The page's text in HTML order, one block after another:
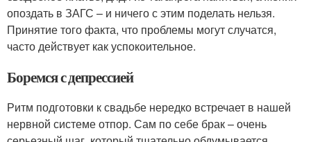
опоздать в ЗАГС – и ничего с этим поделать нельзя.
Принятие того факта, что проблемы могут случатся,
часто действует как успокоительное.
Боремся с депрессией
Ритм подготовки к свадьбе нередко встречает в нашей
нервной системе отпор. Сам по себе брак – очень